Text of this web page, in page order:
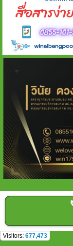
Visitors: 677,473